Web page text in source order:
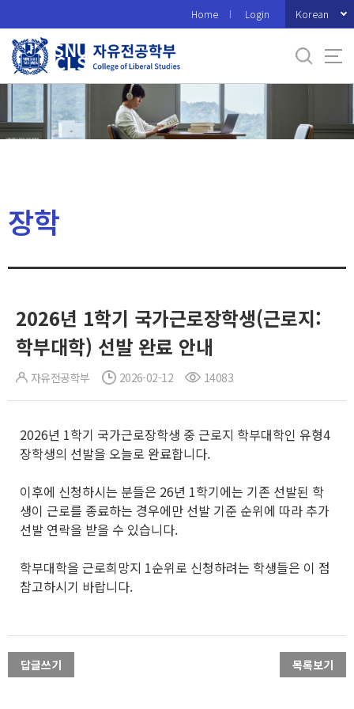
로
메
Home Login Korean
장학
2026년 1학기 국가근로장학생(근로지:
학부대학) 선발 완료 안내
자유전공학부 2026-02-12 14083
2026년 1학기 국가근로장학생 중 근로지 학부대학인 유형4
장학생의 선발을 오늘로 완료합니다.
이후에 신청하시는 분들은 26년 1학기에는 기존 선발된 학
생이 근로를 종료하는 경우에만 선발 기준 순위에 따라 추가
선발 연락을 받을 수 있습니다.
학부대학을 근로희망지 1순위로 신청하려는 학생들은 이 점
참고하시기 바랍니다.
답글쓰기 목록보기